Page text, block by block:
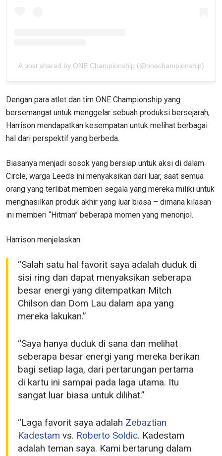
A post shared by ONE Championship (@onechampionship)
Dengan para atlet dan tim ONE Championship yang
bersemangat untuk menggelar sebuah produksi bersejarah,
Harrison mendapatkan kesempatan untuk melihat berbagai
hal dari perspektif yang berbeda.
Biasanya menjadi sosok yang bersiap untuk aksi di dalam
Circle, warga Leeds ini menyaksikan dari luar, saat semua
orang yang terlibat memberi segala yang mereka miliki untuk
menghasilkan produk akhir yang luar biasa – dimana kilasan
ini memberi “Hitman” beberapa momen yang menonjol.
Harrison menjelaskan:
“Salah satu hal favorit saya adalah duduk di
sisi ring dan dapat menyaksikan seberapa
besar energi yang ditempatkan Mitch
Chilson dan Dom Lau dalam apa yang
mereka lakukan.”
“Saya hanya duduk di sana dan melihat
seberapa besar energi yang mereka berikan
bagi setiap laga, dari pertarungan pertama
di kartu ini sampai pada laga utama. Itu
sangat luar biasa untuk dilihat.”
“Laga favorit saya adalah Zebaztian
Kadestam vs. Roberto Soldic. Kadestam
adalah teman saya. Kami bertarung dalam